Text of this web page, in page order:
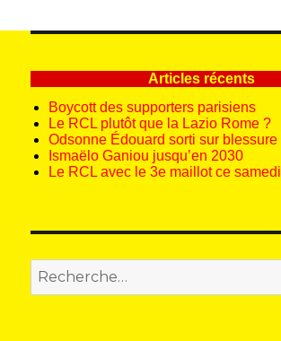
Articles récents
Boycott des supporters parisiens
Le RCL plutôt que la Lazio Rome ?
Odsonne Édouard sorti sur blessure
Ismaëlo Ganiou jusqu’en 2030
Le RCL avec le 3e maillot ce samedi
pour
: